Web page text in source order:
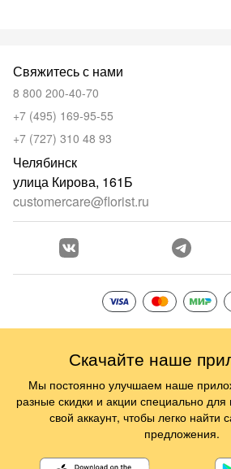
Свяжитесь с нами
8 800 200-40-70
+7 (495) 169-95-55
+7 (727) 310 48 93
Челябинск
улица Кирова, 161Б
customercare@florist.ru
Скачайте наше
Мы постоянно улучшаем наше
разные скидки и акции специально для
свой аккаунт, чтобы легко
предложения.